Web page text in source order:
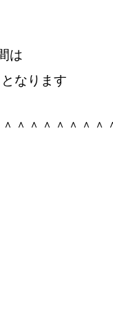
は
なります
＾＾＾＾＾＾